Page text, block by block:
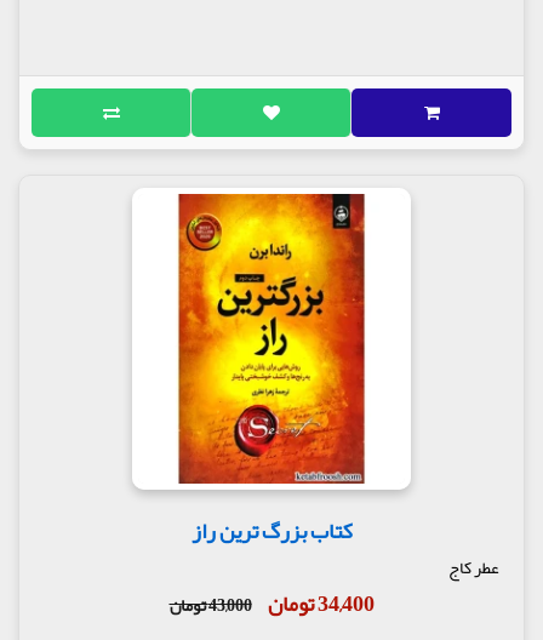
کتاب بزرگ ترین راز
عطر کاج
34,400 تومان 43,000 تومان